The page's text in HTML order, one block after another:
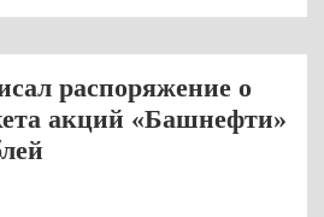
распоряжение о
акций «Башнефти»